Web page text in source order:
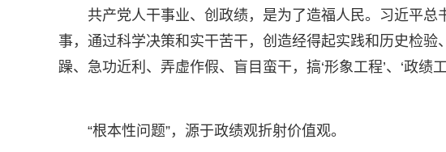
共产党人干事业、创政绩，是为了造福人民。习近平
事，通过科学决策和实干苦干，创造经得起实践和历史检
躁、急功近利、弄虚作假、盲目蛮干，搞‘形象工程’、‘政绩
“根本性问题”，源于政绩观折射价值观。